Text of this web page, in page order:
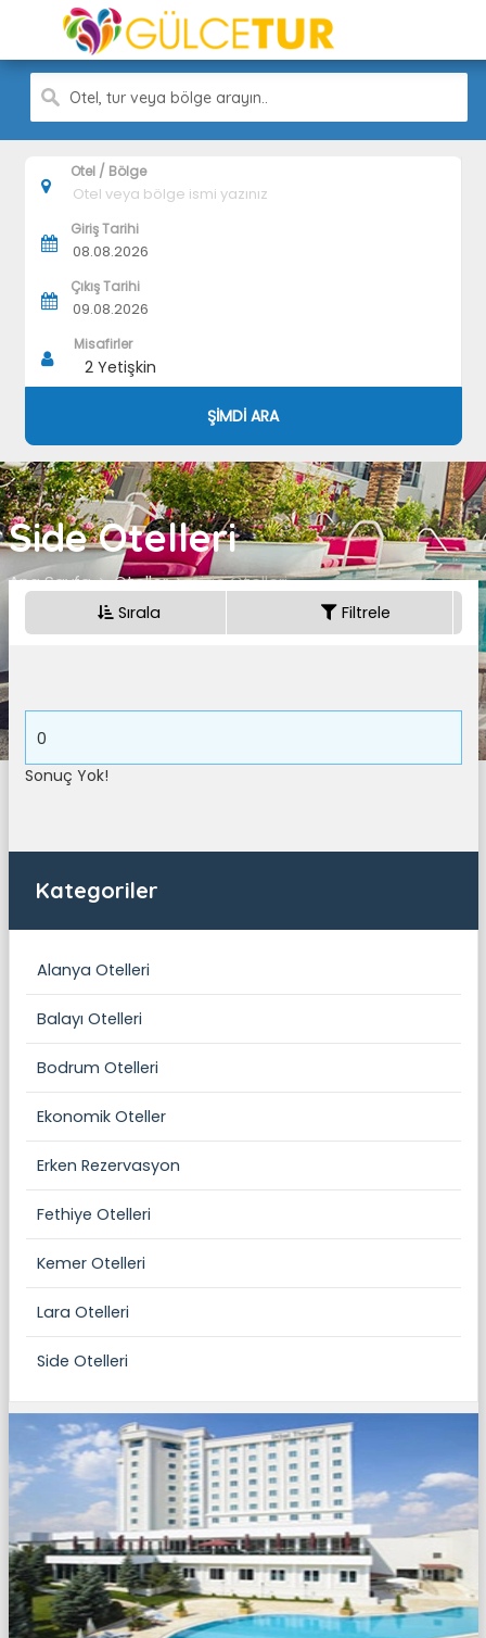
Otel, tur veya bölge arayın..
Otel / Bölge
Giriş Tarihi
Çıkış Tarihi
Misafirler
2 Yetişkin
ŞİMDİ ARA
Side Otelleri
Ana Sayfa Oteller Side Otelleri
Sırala Filtrele
0
Sonuç Yok!
Kategoriler
Alanya Otelleri
Balayı Otelleri
Bodrum Otelleri
Ekonomik Oteller
Erken Rezervasyon
Fethiye Otelleri
Kemer Otelleri
Lara Otelleri
Side Otelleri